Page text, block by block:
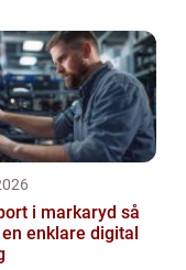
i markaryd så
enklare digital